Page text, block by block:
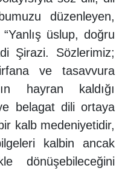
düzenleyen,
üslup, doğru
Şirazi. Sözlerimiz;
ve tasavvura
hayran kaldığı
belagat dili ortaya
kalb medeniyetidir,
kalbin ancak
dönüşebileceğini